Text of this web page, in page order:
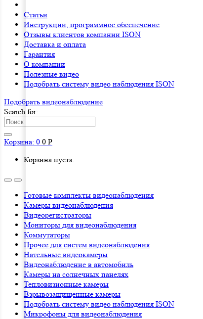
Статьи
Инструкции, программное обеспечение
Отзывы клиентов компании ISON
Доставка и оплата
Гарантия
О компании
Полезные видео
Подобрать систему видео наблюдения ISON
Подобрать видеонаблюдениe
Search for:
Корзина: 0 0 Р
Корзина пуста.
Готовые комплекты видеонаблюдения
Камеры видеонаблюдения
Видеорегистраторы
Мониторы для видеонаблюдения
Коммутаторы
Прочее для систем видеонаблюдения
Нательные видеокамеры
Видеонаблюдение в автомобиль
Камеры на солнечных панелях
Тепловизионные камеры
Взрывозащищенные камеры
Подобрать систему видео наблюдения ISON
Микрофоны для видеонаблюдения